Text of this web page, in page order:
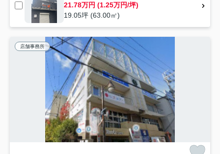
21.78万円 (1.25万円/坪)
19.05坪 (63.00㎡)
店舗事務所